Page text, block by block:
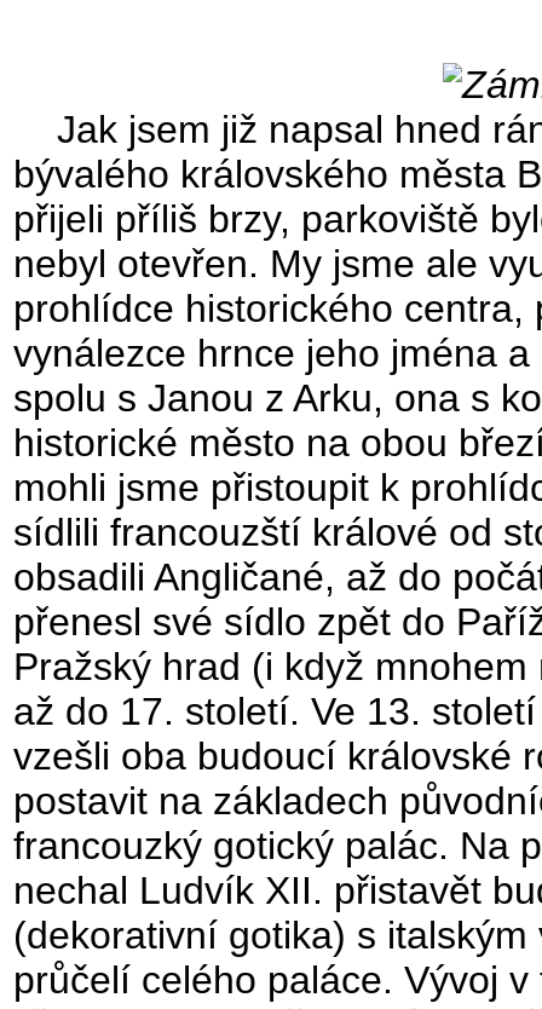
Jak jsem již napsal hned
bývalého královského města
přijeli příliš brzy, parkoviště
nebyl otevřen. My jsme ale
prohlídce historického
vynálezce hrnce jeho jména
spolu s Janou z Arku, ona s
historické město na obou
mohli jsme přistoupit k
sídlili francouzští králové od
obsadili Angličané, až do
přenesl své sídlo zpět do
Pražský hrad (i když
až do 17. století. Ve 13.
vzešli oba budoucí královské
postavit na základech
francouzký gotický palác. Na
nechal Ludvík XII. přistavět
(dekorativní gotika) s
průčelí celého paláce. Vývoj